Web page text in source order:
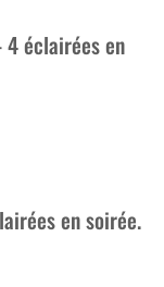
éclairées en
en soirée.